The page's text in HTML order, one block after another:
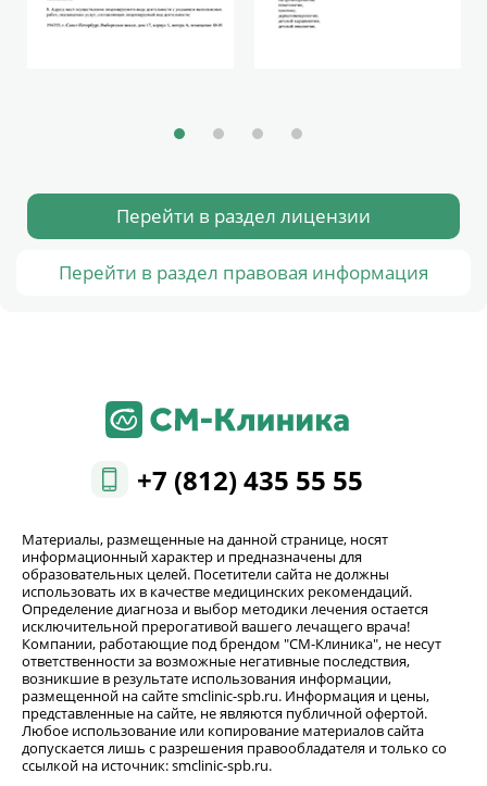
Перейти в раздел лицензии
Перейти в раздел правовая информация
+7 (812) 435 55 55
Материалы, размещенные на данной странице, носят
информационный характер и предназначены для
образовательных целей. Посетители сайта не должны
использовать их в качестве медицинских рекомендаций.
Определение диагноза и выбор методики лечения остается
исключительной прерогативой вашего лечащего врача!
Компании, работающие под брендом "СМ-Клиника", не несут
ответственности за возможные негативные последствия,
возникшие в результате использования информации,
размещенной на сайте smclinic-spb.ru. Информация и цены,
представленные на сайте, не являются публичной офертой.
Любое использование или копирование материалов сайта
допускается лишь с разрешения правообладателя и только со
ссылкой на источник: smclinic-spb.ru.